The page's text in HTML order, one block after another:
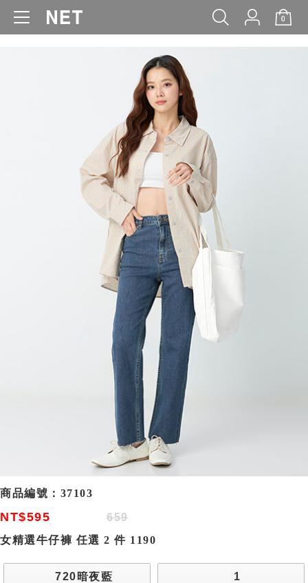
0
WOMEN MEN KIDS BABY
商品編號： 37103
NT$595
659
女精選牛仔褲 任選 2 件 1190
720暗夜藍 1